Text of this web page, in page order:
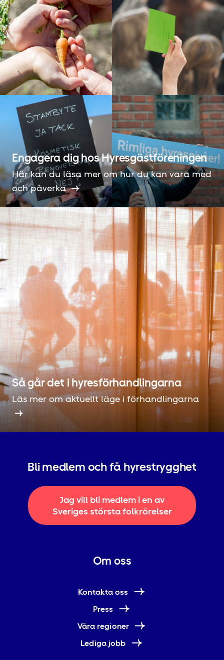
Engagera dig hos Hyresgäst­föreningen
Här kan du läsa mer om hur du kan vara med
och påverka
Så går det i hyres­förhandlingarna
Läs mer om aktuellt läge i förhandlingarna
Bli medlem och få hyrestrygghet
Jag vill bli medlem i en av
Sveriges största folkrörelser
Om oss
Kontakta oss
Press
Våra regioner
Lediga jobb